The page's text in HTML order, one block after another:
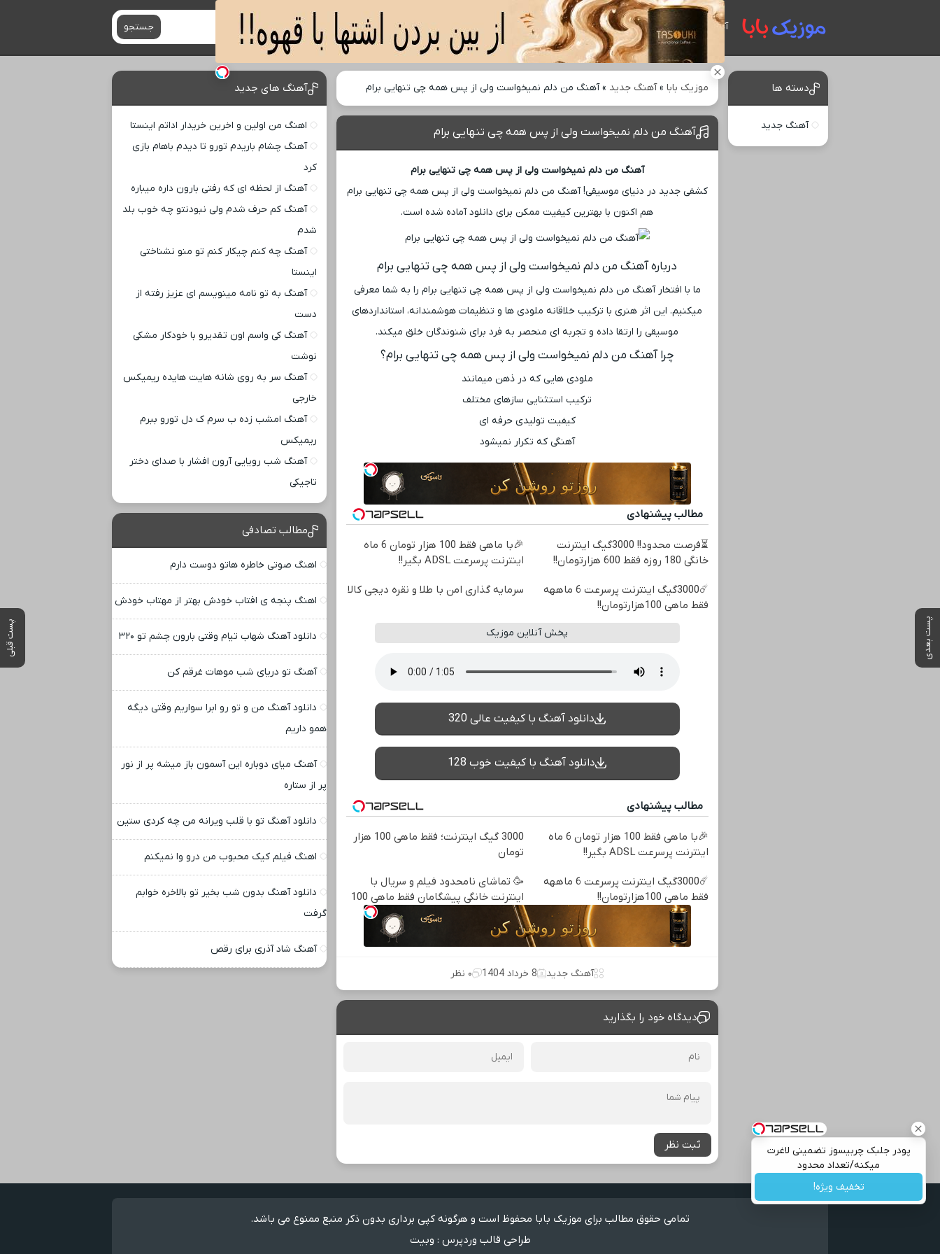
پودر جلبک چربیسوز تضمینی لاغرت
میکنه/تعداد محدود
تخفیف ویژه!
آهنگ های جدید جستجو
موزیک بابا »آهنگ جدید »آهنگ من دلم نمیخواست ولی از پس همه چی تنهایی برام
پست بعدی پست قبلی
آهنگ من دلم نمیخواست ولی از پس همه چی تنهایی برام
آهنگ من دلم نمیخواست ولی از پس همه چی تنهایی برام
کشفی جدید در دنیای موسیقی! آهنگ من دلم نمیخواست ولی از پس همه چی تنهایی برام
هم اکنون با بهترین کیفیت ممکن برای دانلود آماده شده است.
درباره آهنگ من دلم نمیخواست ولی از پس همه چی تنهایی برام
ما با افتخار آهنگ من دلم نمیخواست ولی از پس همه چی تنهایی برام را به شما معرفی
میکنیم. این اثر هنری با ترکیب خلاقانه ملودی ‌ها و تنظیمات هوشمندانه، استانداردهای
موسیقی را ارتقا داده و تجربه ‌ای منحصر به فرد برای شنوندگان خلق میکند.
چرا آهنگ من دلم نمیخواست ولی از پس همه چی تنهایی برام؟
ملودی ‌هایی که در ذهن میمانند
ترکیب استثنایی سازهای مختلف
کیفیت تولیدی حرفه ‌ای
آهنگی که تکرار نمیشود
مطالب پیشنهادی
⏳فرصت محدود!! 3000گیگ اینترنت
خانگی 180 روزه فقط 600 هزارتومان!!
🎉با ماهی فقط 100 هزار تومان 6 ماه
اینترنت پرسرعت ADSL بگیر!!
☄️3000گیگ اینترنت پرسرعت 6 ماههه
فقط ماهی 100هزارتومان!!
سرمایه گذاری امن با طلا و نقره دیجی کالا
پخش آنلاین موزیک
دانلود آهنگ با کیفیت عالی 320
دانلود آهنگ با کیفیت خوب 128
مطالب پیشنهادی
🎉با ماهی فقط 100 هزار تومان 6 ماه
اینترنت پرسرعت ADSL بگیر!!
3000 گیگ اینترنت؛ فقط ماهی 100 هزار
تومان
☄️3000گیگ اینترنت پرسرعت 6 ماههه
فقط ماهی 100هزارتومان!!
🥳 تماشای نامحدود فیلم و سریال با
اینترنت خانگی پیشگامان فقط ماهی 100
آهنگ جدید 8 خرداد 1404 ۰ نظر
دیدگاه خود را بگذارید
ثبت نظر
دسته ها
آهنگ جدید
آهنگ های جدید
اهنگ من اولین و اخرین خریدار اداتم اینستا
آهنگ چشام باریدم تورو تا دیدم باهام بازی
کرد
آهنگ از لحظه ای که رفتی بارون داره میباره
آهنگ کم حرف شدم ولی نبودنتو چه خوب بلد
شدم
آهنگ چه کنم چیکار کنم تو منو نشناختی
اینستا
آهنگ به تو نامه مینویسم ای عزیز رفته از
دست
آهنگ کی واسم اون تقدیرو با خودکار مشکی
نوشت
آهنگ سر به روی شانه هایت هایده ریمیکس
خارجی
آهنگ امشب زده ب سرم ک دل تورو ببرم
ریمیکس
آهنگ شب رویایی آرون افشار با صدای دختر
تاجیکی
مطالب تصادفی
اهنگ صوتی خاطره هاتو دوست دارم
اهنگ پنجه ی افتاب خودش بهتر از مهتاب خودش
دانلود آهنگ شهاب تیام وقتی بارون چشم تو ۳۲۰
آهنگ تو دریای شب موهات غرقم کن
دانلود آهنگ من و تو رو ابرا سواریم وقتی دیگه
همو داریم
آهنگ میای دوباره این آسمون باز میشه پر از نور
پر از ستاره
دانلود آهنگ تو با قلب ویرانه من چه کردی ستین
اهنگ فیلم کیک محبوب من درو وا نمیکنم
دانلود آهنگ بدون شب بخیر تو بالاخره خوابم
گرفت
آهنگ شاد آذری برای رقص
تمامی حقوق مطالب برای موزیک بابا محفوظ است و هرگونه کپی برداری بدون ذکر منبع ممنوع می باشد.
طراحی قالب وردپرس : وبیت